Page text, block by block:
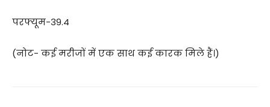
परफ्यूम-39.4
(नोट- कई मरीजों में एक साथ कई कारक मिले हैं।)